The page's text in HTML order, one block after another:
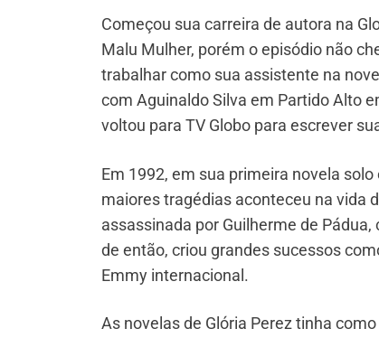
Começou sua carreira de autora na
Malu Mulher, porém o episódio não
trabalhar como sua assistente na
com Aguinaldo Silva em Partido Alto
voltou para TV Globo para escrever
Em 1992, em sua primeira novela
maiores tragédias aconteceu na vida
assassinada por Guilherme de
de então, criou grandes sucessos
Emmy internacional.
As novelas de Glória Perez tinha